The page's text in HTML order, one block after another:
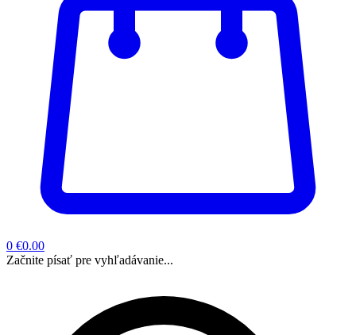
0 €0.00
Začnite písať pre vyhľadávanie...